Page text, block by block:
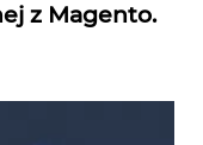
z Magento.